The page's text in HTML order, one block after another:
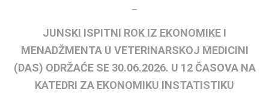
–
JUNSKI ISPITNI ROK IZ EKONOMIKE I
MENADŽMENTA U VETERINARSKOJ MEDICINI
(DAS) ODRŽAĆE SE 30.06.2026. U 12 ČASOVA NA
KATEDRI ZA EKONOMIKU INSTATISTIKU